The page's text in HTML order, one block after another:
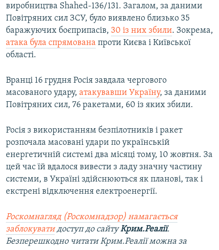
виробництва Shahed-136/131. Загалом, за даними
Повітряних сил ЗСУ, було виявлено близько 35
баражуючих боєприпасів, 30 із них збили. Зокрема,
атака була спрямована проти Києва і Київської
області.
Вранці 16 грудня Росія завдала чергового
масованого удару, атакувавши Україну, за даними
Повітряних сил, 76 ракетами, 60 із яких збили.
Росія з використанням безпілотників і ракет
розпочала масовані удари по українській
енергетичній системі два місяці тому, 10 жовтня. За
цей час їй вдалося вивести з ладу значну частину
системи, в Україні здійснюються як планові, так і
екстрені відключення електроенергії.
Роскомнагляд (Роскомнадзор) намагається
заблокуватидоступ до сайтуКрим.Реалії.
Безперешкодно читати Крим.Реалії можна за